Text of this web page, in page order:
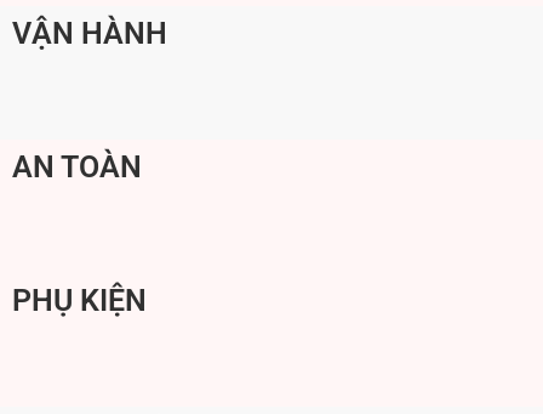
VẬN HÀNH
AN TOÀN
PHỤ KIỆN